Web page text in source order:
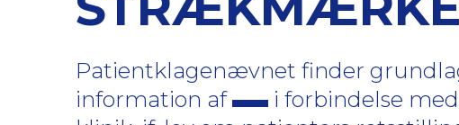
Patientklagenævnet finder
information af
i forbindelse